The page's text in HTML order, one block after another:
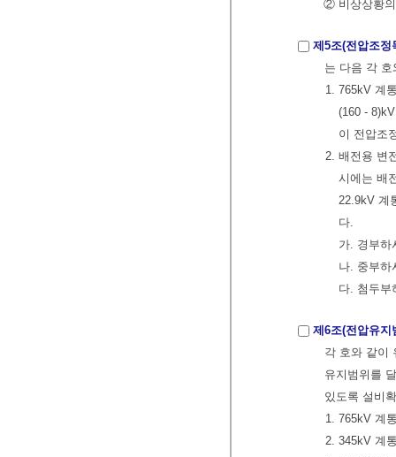
② 비상상황
제5조(전압조정
는 다음 각 호
1. 765kV 계
(160 -
이 전압조
2. 배전용 변
시에는 배
22.9kV 계
다.
가. 경부
나. 중부
다. 첨두
제6조(전압유지
각 호와 같이
유지범위를
있도록 설비
1. 765kV 계
2. 345kV 계